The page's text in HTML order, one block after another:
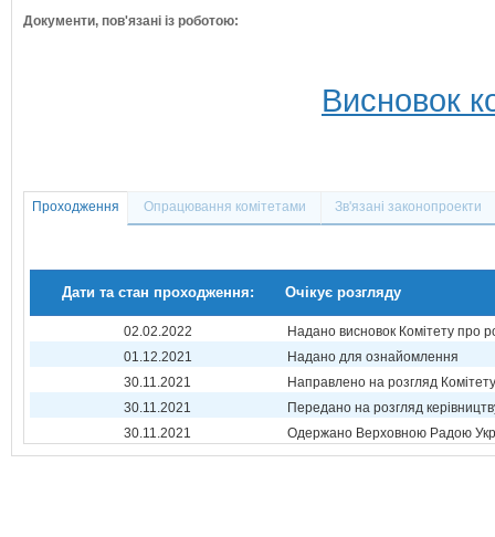
Документи, пов'язані із роботою:
Висновок
Проходження Опрацювання комітетами Зв'язані законопроекти
Дати та стан проходження: Очікує розгляду
02.02.2022
Надано висновок Комітету про
01.12.2021
Надано для ознайомлення
30.11.2021
Направлено на розгляд Комітету
30.11.2021
Передано на розгляд
30.11.2021
Одержано Верховною Радою